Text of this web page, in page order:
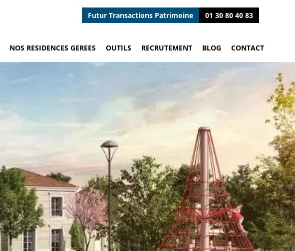
Futur Transactions Patrimoine 01 30 80 40 83
NOS RESIDENCES GEREES OUTILS RECRUTEMENT BLOG CONTACT